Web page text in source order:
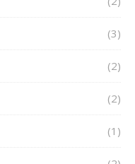
(3)
(2)
(2)
(1)